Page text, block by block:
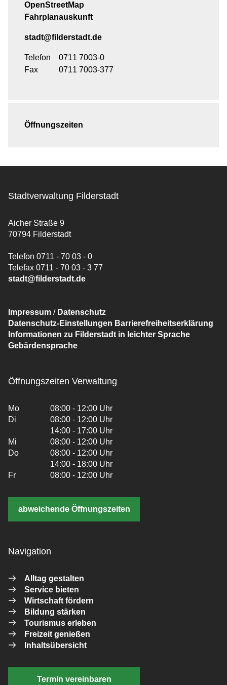
OpenStreetMap
Fahrplanauskunft
stadt@filderstadt.de
Telefon
0711 7003-0
Fax
0711 7003-377
Öffnungszeiten
Stadtverwaltung Filderstadt
Aicher Straße 9
70794 Filderstadt
Telefon 0711 - 70 03 - 0
Telefax 0711 - 70 03 - 3 77
stadt@filderstadt.de
Impressum / Datenschutz
Datenschutz-Einstellungen Barrierefreiheitserklärung
Informationen zu Filderstadt in leichter Sprache
Gebärdensprache
Öffnungszeiten Verwaltung
Mo
08:00 - 12:00 Uhr
Di
08:00 - 12:00 Uhr
14:00 - 17:00 Uhr
Mi
08:00 - 12:00 Uhr
Do
08:00 - 12:00 Uhr
14:00 - 18:00 Uhr
Fr
08:00 - 12:00 Uhr
abweichende Öffnungszeiten
Navigation
Alltag gestalten
Service bieten
Wirtschaft fördern
Bildung stärken
Tourismus erleben
Freizeit genießen
Inhaltsübersicht
Termin vereinbaren